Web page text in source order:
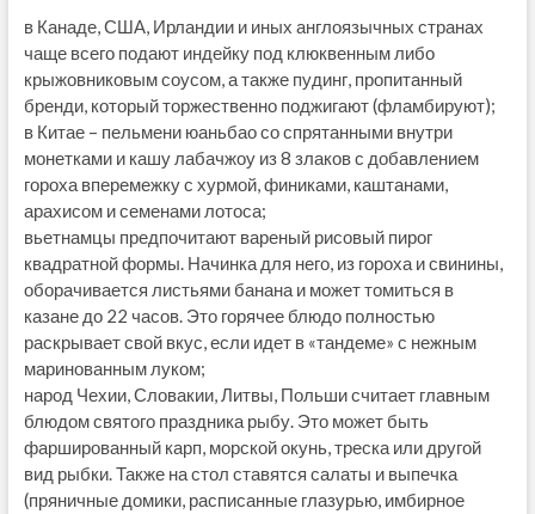
в Канаде, США, Ирландии и иных англоязычных странах
чаще всего подают индейку под клюквенным либо
крыжовниковым соусом, а также пудинг, пропитанный
бренди, который торжественно поджигают (фламбируют);
в Китае – пельмени юаньбао со спрятанными внутри
монетками и кашу лабачжоу из 8 злаков с добавлением
гороха вперемежку с хурмой, финиками, каштанами,
арахисом и семенами лотоса;
вьетнамцы предпочитают вареный рисовый пирог
квадратной формы. Начинка для него, из гороха и свинины,
оборачивается листьями банана и может томиться в
казане до 22 часов. Это горячее блюдо полностью
раскрывает свой вкус, если идет в «тандеме» с нежным
маринованным луком;
народ Чехии, Словакии, Литвы, Польши считает главным
блюдом святого праздника рыбу. Это может быть
фаршированный карп, морской окунь, треска или другой
вид рыбки. Также на стол ставятся салаты и выпечка
(пряничные домики, расписанные глазурью, имбирное